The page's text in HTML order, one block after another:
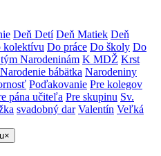
Deň Detí Deň Matiek Deň
kolektívu Do práce Do školy Do
Narodeninám K MDŽ Krst
Narodenie bábätka Narodeniny
Poďakovanie Pre kolegov
pána učiteľa Pre skupinu Sv.
svadobný dar Valentín Veľká
×